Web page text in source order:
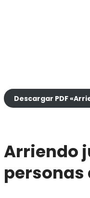
Descargar PDF
Arriendo